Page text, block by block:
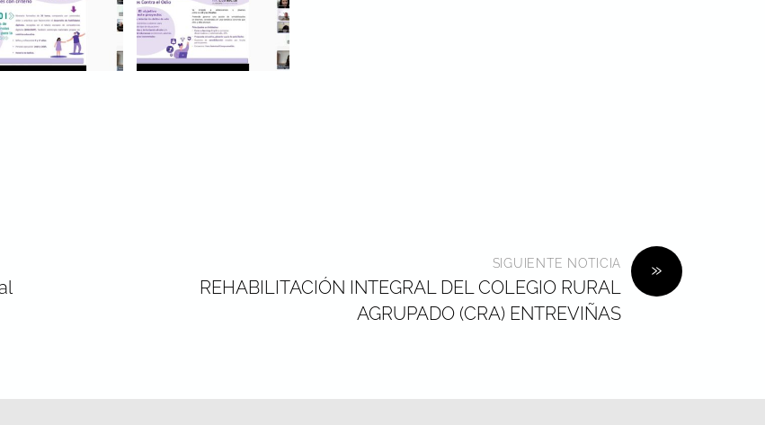
»
SIGUIENTE NOTICIA
REHABILITACIÓN INTEGRAL DEL COLEGIO RURAL
AGRUPADO (CRA) ENTREVIÑAS